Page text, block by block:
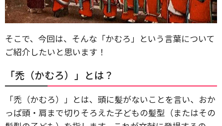
そこで、今回は、そんな「かむろ」という言葉について
ご紹介したいと思います！
「禿（かむろ）」とは？
「禿（かむろ）」とは、頭に髪がないことを言い、おか
っぱ頭・肩まで切りそろえた子どもの髪型（またはその